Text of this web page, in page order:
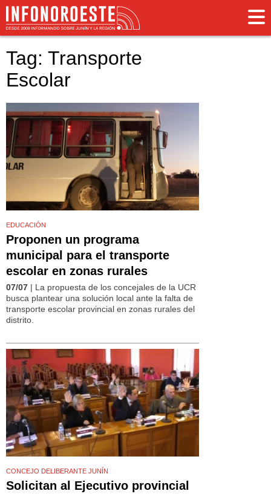
Tag: Transporte
Escolar
EDUCACIÓN
Proponen un programa
municipal para el transporte
escolar en zonas rurales
07/07 | La propuesta de los concejales de la UCR
busca plantear una solución local ante la falta de
transporte escolar provincial en zonas rurales del
distrito.
CONCEJO DELIBERANTE JUNÍN
Solicitan al Ejecutivo provincial